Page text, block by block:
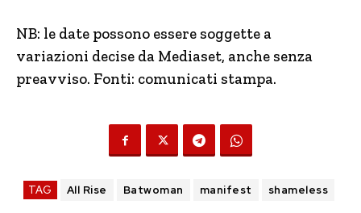
NB: le date possono essere soggette a
variazioni decise da Mediaset, anche senza
preavviso. Fonti: comunicati stampa.
TAG All Rise Batwoman manifest shameless